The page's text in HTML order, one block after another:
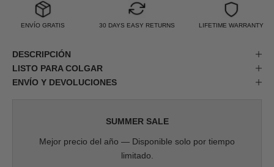
ENVÍO GRATIS 30 DAYS EASY RETURNS LIFETIME WARRANTY
DESCRIPCIÓN
LISTO PARA COLGAR
ENVÍO Y DEVOLUCIONES
SUMMER SALE
Mejor precio del año — Disponible solo por tiempo
limitado.